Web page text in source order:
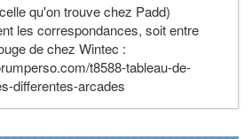
qu'on trouve chez Padd)
les correspondances, soit entre
de chez Wintec :
t8588-tableau-de-
differentes-arcades